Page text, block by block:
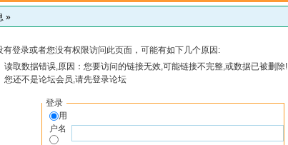
»
有登录或者您没有权限访问此页面，可能有如下几个原因:
读取数据错误,原因：您要访问的链接无效,可能链接不完整,或数据已被删除!
您还不是论坛会员,请先登录论坛
登录
用
户名